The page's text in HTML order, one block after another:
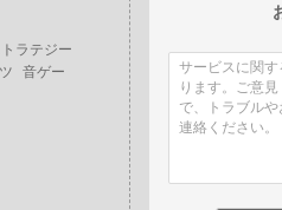
ラテジー
音ゲー